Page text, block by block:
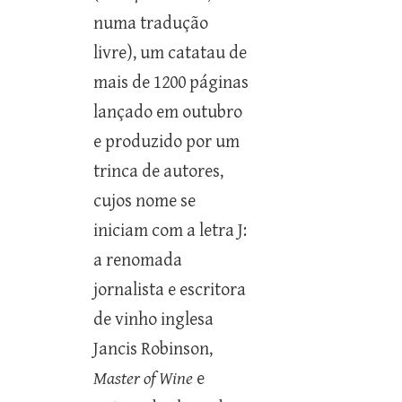
numa tradução
livre), um catatau de
mais de 1200 páginas
lançado em outubro
e produzido por um
trinca de autores,
cujos nome se
iniciam com a letra J:
a renomada
jornalista e escritora
de vinho inglesa
Jancis Robinson,
Master of Wine e